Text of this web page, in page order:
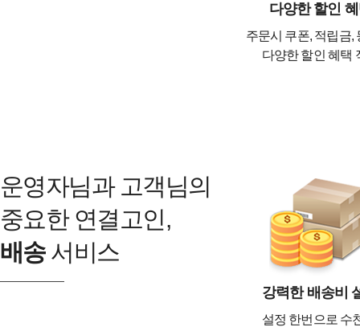
다양한 할인
주문시 쿠폰, 적립금,
다양한 할인 혜택
운영자님과 고객님의
중요한 연결고인,
배송 서비스
강력한 배송비
설정 한번으로 수